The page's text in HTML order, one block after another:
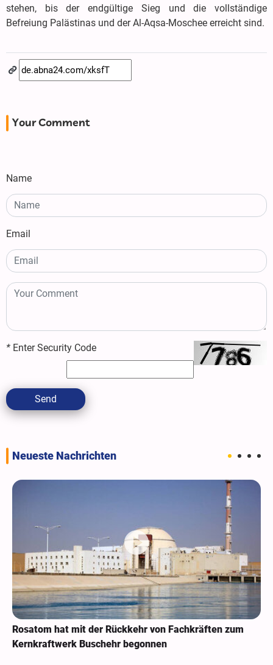
stehen, bis der endgültige Sieg und die vollständige
Befreiung Palästinas und der Al-Aqsa-Moschee erreicht sind.
Your Comment
Name
Email
* Enter Security Code
Send
Neueste Nachrichten
Rosatom hat mit der Rückkehr von Fachkräften zum
Kernkraftwerk Buschehr begonnen